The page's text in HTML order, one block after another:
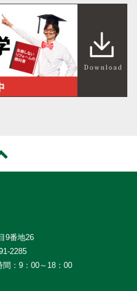
9番地26
2285
：9：00～18：00